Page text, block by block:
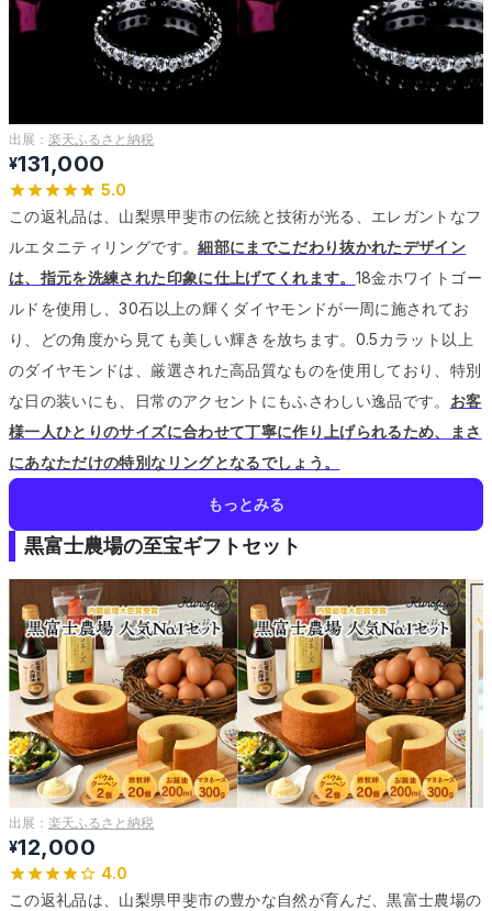
出展： 楽天ふるさと納税
¥131,000
5.0
この返礼品は、山梨県甲斐市の伝統と技術が光る、エレガントなフ
ルエタニティリングです。細部にまでこだわり抜かれたデザイン
は、指元を洗練された印象に仕上げてくれます。 18金ホワイトゴー
ルドを使用し、30石以上の輝くダイヤモンドが一周に施されてお
り、どの角度から見ても美しい輝きを放ちます。 0.5カラット以上
のダイヤモンドは、厳選された高品質なものを使用しており、特別
な日の装いにも、日常のアクセントにもふさわしい逸品です。 お客
様一人ひとりのサイズに合わせて丁寧に作り上げられるため、まさ
にあなただけの特別なリングとなるでしょう。
もっとみる
黒富士農場の至宝ギフトセット
出展： 楽天ふるさと納税
¥12,000
4.0
この返礼品は、山梨県甲斐市の豊かな自然が育んだ、黒富士農場の